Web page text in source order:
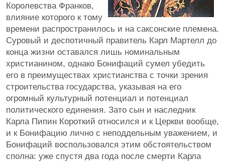
Королевства Франков,
влияние которого к тому
времени распространилось и на саксонские племена.
Суровый и деспотичный правитель Карл Мартелл до
конца жизни оставался лишь номинальным
христианином, однако Бонифаций сумел убедить
его в преимуществах христианства с точки зрения
строительства государства, указывая на его
огромный культурный потенциал и потенциал
политического единения. Зато сын и наследник
Карла Пипин Короткий относился и к Церкви вообще,
и к Бонифацию лично с неподдельным уважением, и
Бонифаций воспользовался этим обстоятельством
сполна: уже спустя два года после смерти Карла